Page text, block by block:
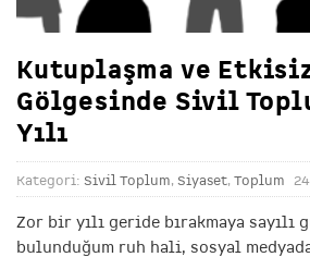
Kutuplaşma ve
Gölgesinde Sivil
Yılı
Kategori: Sivil Toplum, Siyaset, Toplum
Zor bir yılı geride bırakmaya sayılı
bulunduğum ruh hali, sosyal